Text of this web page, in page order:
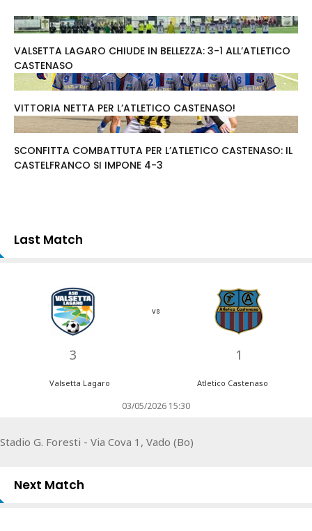
VALSETTA LAGARO CHIUDE IN BELLEZZA: 3-1 ALL’ATLETICO
CASTENASO
VITTORIA NETTA PER L’ATLETICO CASTENASO!
SCONFITTA COMBATTUTA PER L’ATLETICO CASTENASO: IL
CASTELFRANCO SI IMPONE 4-3
Last Match
3
vs
1
Valsetta Lagaro Atletico Castenaso
03/05/2026 15:30
Stadio G. Foresti - Via Cova 1, Vado (Bo)
Next Match